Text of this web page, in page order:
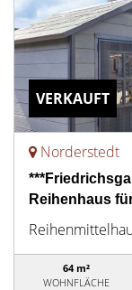
VERKAUFT
Norderstedt
Reihenhaus
64 m²
WOHNFLÄCHE